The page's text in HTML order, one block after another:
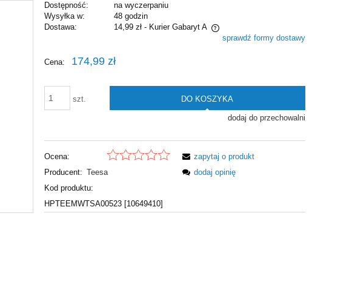
Dostępność:
na wyczerpaniu
Wysyłka w:
48 godzin
Dostawa:
14,99 zł - Kurier Gabaryt A
płatności
sprawdź formy dostawy
Cena: 174,99 zł
szt. DO KOSZYKA
dodaj do przechowalni
Ocena:
Producent: Teesa
Kod produktu:
HPTEEMWTSA00523 [10649410]
zapytaj o produkt
dodaj opinię